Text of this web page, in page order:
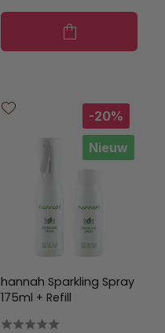
-20%
Nieuw
hannah Sparkling Spray
175ml + Refill